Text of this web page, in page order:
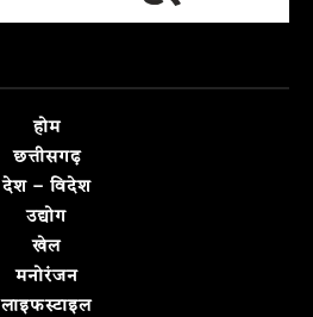
होम
छत्तीसगढ़
देश – विदेश
उद्योग
खेल
मनोरंजन
लाइफस्टाइल